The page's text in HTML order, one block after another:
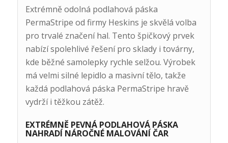
Extrémně odolná podlahová páska
PermaStripe od firmy Heskins je skvělá volba
pro trvalé značení hal. Tento špičkový prvek
nabízí spolehlivé řešení pro sklady i továrny,
kde běžné samolepky rychle selžou. Výrobek
má velmi silné lepidlo a masivní tělo, takže
každá podlahová páska PermaStripe hravě
vydrží i těžkou zátěž.
EXTRÉMNĚ PEVNÁ PODLAHOVÁ PÁSKA
NAHRADÍ NÁROČNÉ MALOVÁNÍ ČAR